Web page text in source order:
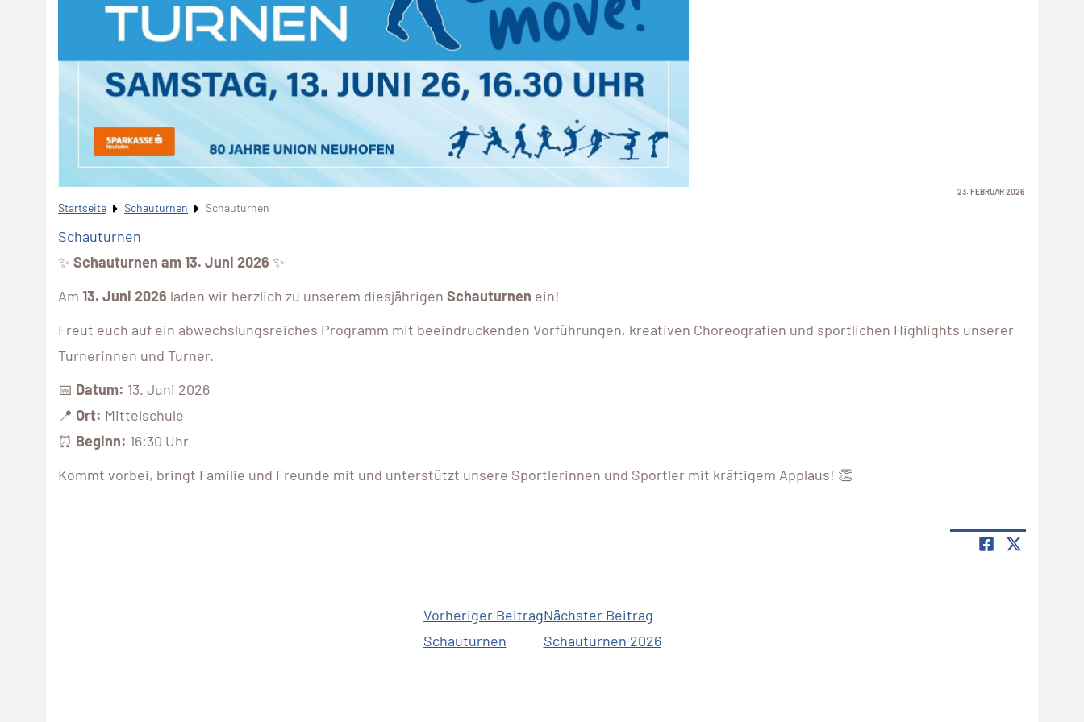
23. FEBRUAR 2026
Startseite Schauturnen Schauturnen
Schauturnen
✨ Schauturnen am 13. Juni 2026 ✨
Am 13. Juni 2026 laden wir herzlich zu unserem diesjährigen Schauturnen ein!
Freut euch auf ein abwechslungsreiches Programm mit beeindruckenden Vorführungen, kreativen Choreografien und sportlichen Highlights unserer
Turnerinnen und Turner.
📅 Datum: 13. Juni 2026
📍 Ort: Mittelschule
⏰ Beginn: 16:30 Uhr
Kommt vorbei, bringt Familie und Freunde mit und unterstützt unsere Sportlerinnen und Sportler mit kräftigem Applaus! 👏
Vorheriger Beitrag
Schauturnen
Nächster Beitrag
Schauturnen 2026